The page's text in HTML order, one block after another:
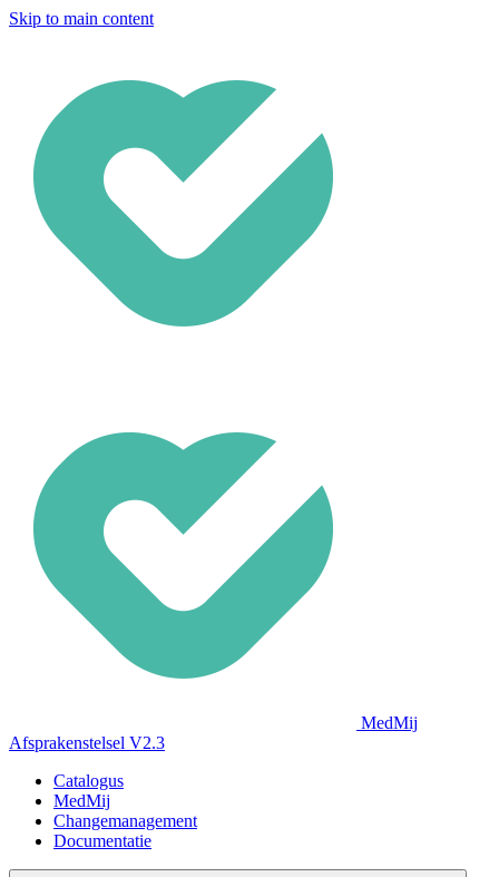
Skip to main content
MedMij
Afsprakenstelsel V2.3
Catalogus
MedMij
Changemanagement
Documentatie